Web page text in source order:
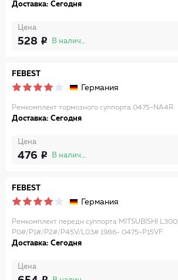
Доставка: Сегодня
Цена
528 В наличии
FEBEST
Германия
Ремкомплект тормозного суппорта 0475-NA4R
Доставка: Сегодня
Цена
476 В наличии
FEBEST
Германия
Ремкомплект передн суппорта MITSUBISHI L300
P0#/P1#/P2#/P45V/L03# 1986- 0475-P15VF
Доставка: Сегодня
Цена